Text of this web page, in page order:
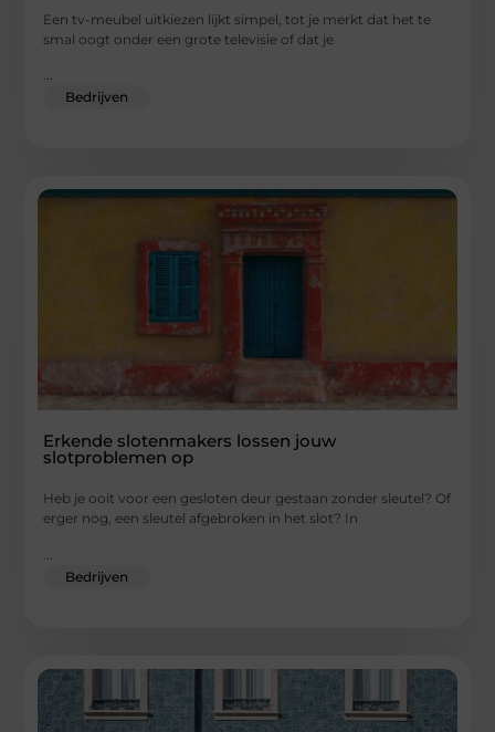
Een tv-meubel uitkiezen lijkt simpel, tot je merkt dat het te
smal oogt onder een grote televisie of dat je
...
Bedrijven
Erkende slotenmakers lossen jouw
slotproblemen op
Heb je ooit voor een gesloten deur gestaan zonder sleutel? Of
erger nog, een sleutel afgebroken in het slot? In
Bedrijven